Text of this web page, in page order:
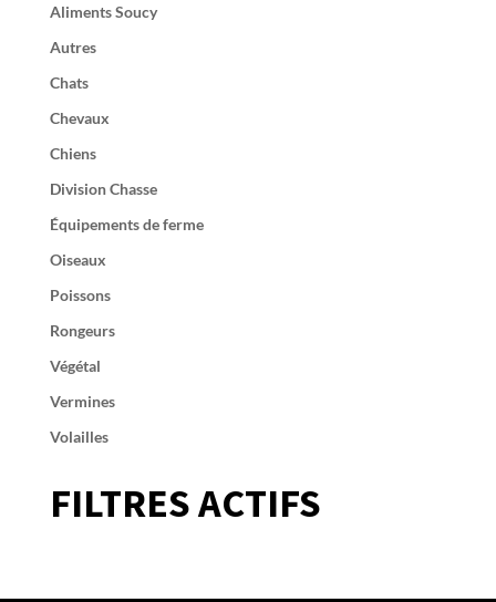
Aliments Soucy
Autres
Chats
Chevaux
Chiens
Division Chasse
Équipements de ferme
Oiseaux
Poissons
Rongeurs
Végétal
Vermines
Volailles
FILTRES ACTIFS